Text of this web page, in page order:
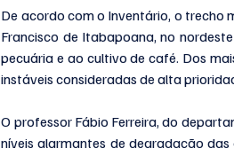
De acordo com o Inventário, o trecho
Francisco de Itabapoana, no
pecuária e ao cultivo de café. Dos
instáveis consideradas de alta
O professor Fábio Ferreira, do
níveis alarmantes de degradação